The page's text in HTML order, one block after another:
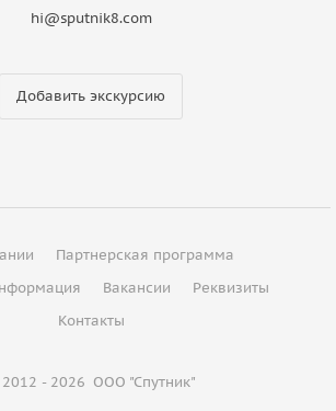
hi@sputnik8.com
Добавить экскурсию
Партнерская программа
Вакансии
Реквизиты
Контакты
2012 - 2026 ООО "Спутник"